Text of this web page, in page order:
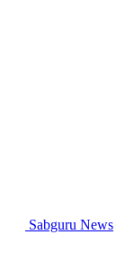
Sabguru News